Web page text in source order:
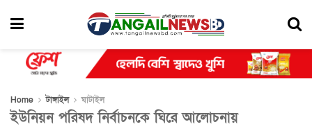
Home টাঙ্গাইল ঘাটাইল
ইউনিয়ন পরিষদ নির্বাচনকে ঘিরে আলোচনায়